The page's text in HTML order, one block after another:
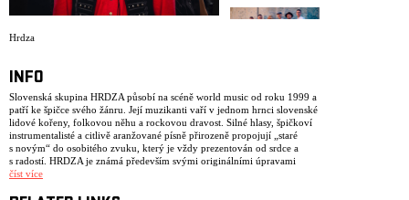
Hrdza
INFO
Slovenská skupina HRDZA působí na scéně world music od roku 1999 a
patří ke špičce svého žánru. Její muzikanti vaří v jednom hrnci slovenské
lidové kořeny, folkovou něhu a rockovou dravost. Silné hlasy, špičkoví
instrumentalisté a citlivě aranžované písně přirozeně propojují „staré
s novým“ do osobitého zvuku, který je vždy prezentován od srdce a
s radostí. HRDZA je známá především svými originálními úpravami
lidových písní (např. Slovensko moje, otčina moja, Štefan, Mám ja
číst více